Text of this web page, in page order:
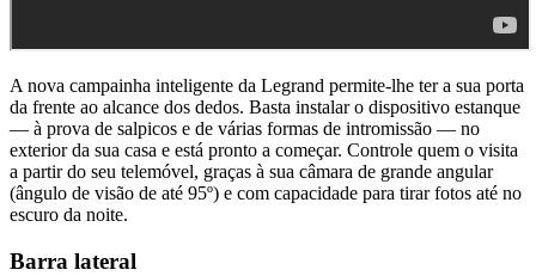
A nova campainha inteligente da Legrand permite-lhe ter a sua porta
da frente ao alcance dos dedos. Basta instalar o dispositivo estanque
— à prova de salpicos e de várias formas de intromissão — no
exterior da sua casa e está pronto a começar. Controle quem o visita
a partir do seu telemóvel, graças à sua câmara de grande angular
(ângulo de visão de até 95º) e com capacidade para tirar fotos até no
escuro da noite.
Barra lateral